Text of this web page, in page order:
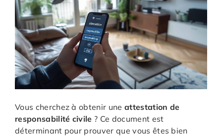
Vous cherchez à obtenir une attestation de
responsabilité civile ? Ce document est
déterminant pour prouver que vous êtes bien